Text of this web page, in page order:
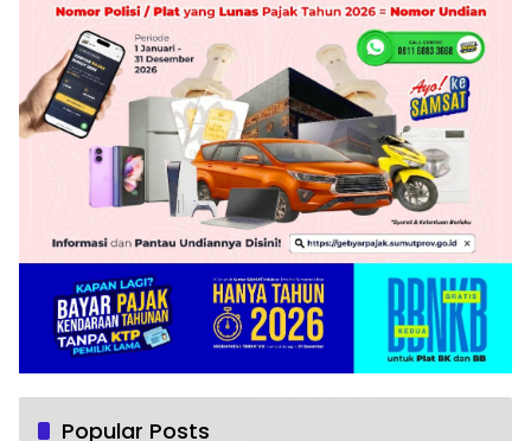
Popular Posts